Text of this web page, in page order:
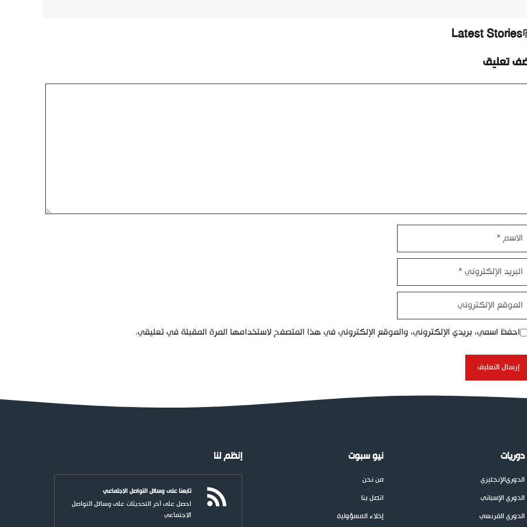
Latest Stories
تعليق
الاسم
البريد
الإلكتروني
الموقع
الإلكتروني
احفظ اسمي، بريدي الإلكتروني، والموقع الإلكتروني في هذا المتصفح لاستخدامها المرة المقبلة في تعليقي.
دوريات
الدوريالإنجليزي
الدوري الإسباني
الدوري الفرنسي
نيو سبوت
من نحن
اتصل بنا
إخلاء المسؤولية
إنظم لنا
تابعنا على وسائل التواصل الاجتماعي
احصل على آخر التحديثات على وسائل التواصل
الاجتماعي